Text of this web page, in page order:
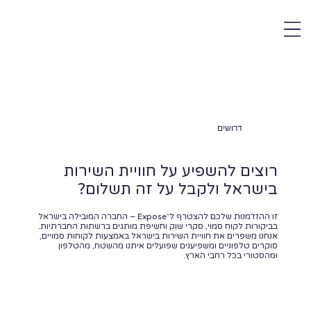
דרושים
רוצים להשפיע על חוויית השירות
בישראל ולקבל על זה תשלום?
זו ההזדמנות שלכם להצטרף ל־Expose – החברה המובילה בישראל
בביקורות לקוח סמוי, סקרי שוק וחשיפת מותגים ברשתות החברתיות.
אנחנו משפרים את חוויית השירות בישראל באמצעות לקוחות סמויים,
סוקרים טלפוניים ומשפיענים שפועלים איתנו מהשטח, מהטלפון
ומהסטורי בכל רחבי הארץ.